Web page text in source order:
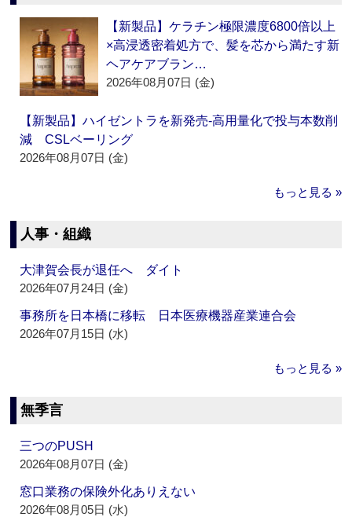
【新製品】ケラチン極限濃度6800倍以上
×高浸透密着処方で、髪を芯から満たす新
ヘアケアブラン…
2026年08月07日 (金)
【新製品】ハイゼントラを新発売‐高用量化で投与本数削
減 CSLベーリング
2026年08月07日 (金)
もっと見る »
人事・組織
大津賀会長が退任へ ダイト
2026年07月24日 (金)
事務所を日本橋に移転 日本医療機器産業連合会
2026年07月15日 (水)
もっと見る »
無季言
三つのPUSH
2026年08月07日 (金)
窓口業務の保険外化ありえない
2026年08月05日 (水)